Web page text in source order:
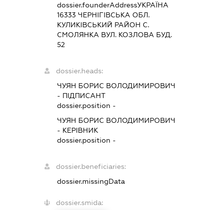
dossier.founderAddressУКРАЇНА
16333 ЧЕРНIГIВСЬКА ОБЛ.
КУЛИКIВСЬКИЙ РАЙОН С.
СМОЛЯНКА ВУЛ. КОЗЛОВА БУД.
52
dossier.heads:
ЧУЯН БОРИС ВОЛОДИМИРОВИЧ
- ПІДПИСАНТ
dossier.position -
ЧУЯН БОРИС ВОЛОДИМИРОВИЧ
- КЕРІВНИК
dossier.position -
dossier.beneficiaries:
dossier.missingData
dossier.smida: